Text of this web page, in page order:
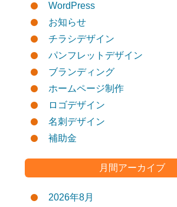
WordPress
お知らせ
チラシデザイン
パンフレットデザイン
ブランディング
ホームページ制作
ロゴデザイン
名刺デザイン
補助金
月間アーカイブ
2026年8月